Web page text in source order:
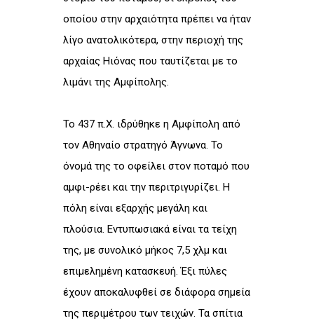
οποίου στην αρχαιότητα πρέπει να ήταν
λίγο ανατολικότερα, στην περιοχή της
αρχαίας Ηιόνας που ταυτίζεται με το
λιμάνι της Αμφίπολης.
Το 437 π.Χ. ιδρύθηκε η Αμφίπολη από
τον Αθηναίο στρατηγό Άγνωνα. Το
όνομά της το οφείλει στον ποταμό που
αμφι-ρέει και την περιτριγυρίζει. Η
πόλη είναι εξαρχής μεγάλη και
πλούσια. Εντυπωσιακά είναι τα τείχη
της, με συνολικό μήκος 7,5 χλμ και
επιμελημένη κατασκευή. Έξι πύλες
έχουν αποκαλυφθεί σε διάφορα σημεία
της περιμέτρου των τειχών. Τα σπίτια